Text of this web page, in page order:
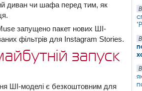
диван чи шафа перед тим, як
запущено пакет нових ШІ-
фільтрів для Instagram Stories.
запуск
ШІ-моделі є безкоштовним для